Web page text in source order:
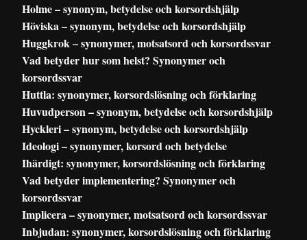
Holme – synonym, betydelse och korsordshjälp
Höviska – synonym, betydelse och korsordshjälp
Huggkrok – synonymer, motsatsord och korsordssvar
Vad betyder hur som helst? Synonymer och
korsordssvar
Huttla: synonymer, korsordslösning och förklaring
Huvudperson – synonym, betydelse och korsordshjälp
Hyckleri – synonym, betydelse och korsordshjälp
Ideologi – synonymer, korsord och betydelse
Ihärdigt: synonymer, korsordslösning och förklaring
Vad betyder implementering? Synonymer och
korsordssvar
Implicera – synonymer, motsatsord och korsordssvar
Inbjudan: synonymer, korsordslösning och förklaring